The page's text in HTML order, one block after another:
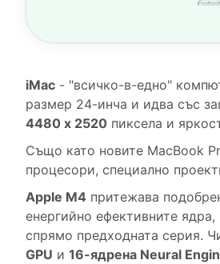
iMac - "всичко-в-едно"
размер 24-инча и идва със
4480 x 2520 пиксела и
Също като новите MacBook
процесори, специално
Apple М4 притежава
енергийно ефективните
спрямо предходната серия.
GPU и 16-ядрена Neural